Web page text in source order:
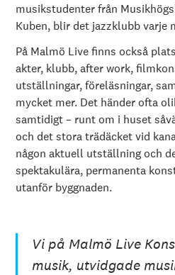
musikstudenter från
Kuben, blir det jazzklubb varje
På Malmö Live finns också
akter, klubb, after work,
utställningar, föreläsningar,
mycket mer. Det händer ofta
samtidigt – runt om i huset
och det stora trädäcket vid
någon aktuell utställning och
spektakulära, permanenta
utanför byggnaden.
Vi på Malmö Live
musik, utvidgade